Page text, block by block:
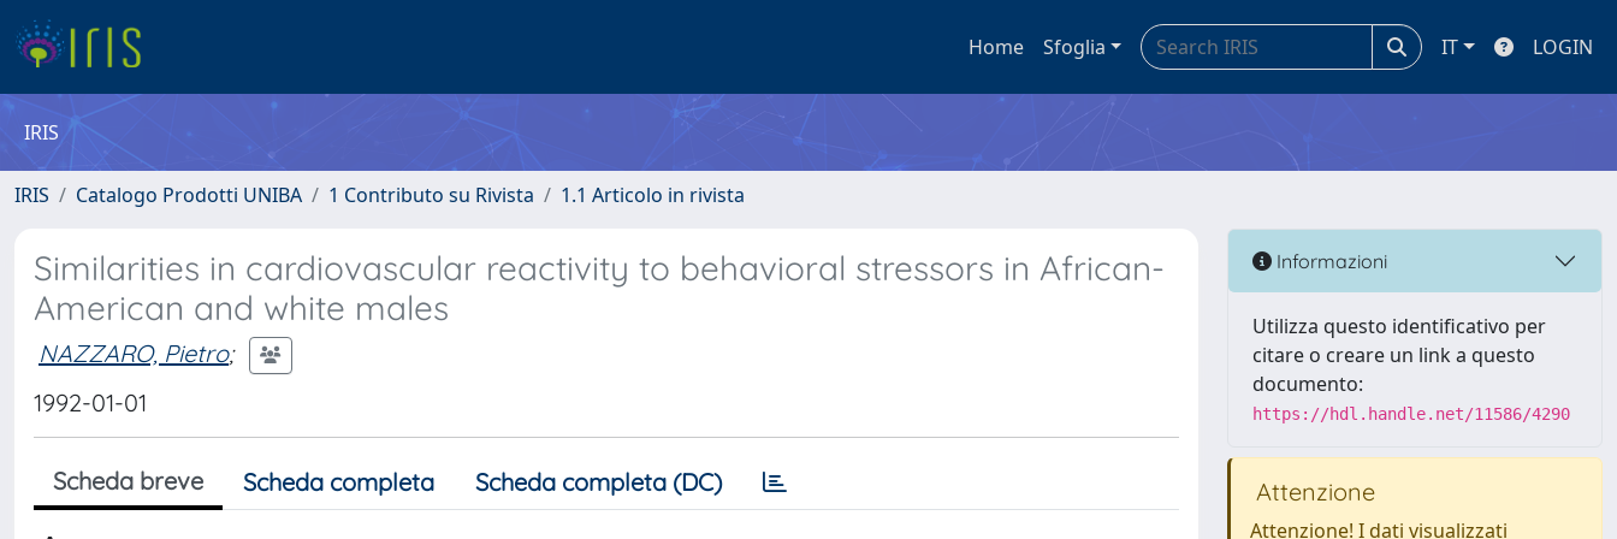
Home Sfoglia IT LOGIN
IRIS
IRIS Catalogo Prodotti UNIBA 1 Contributo su Rivista 1.1 Articolo in rivista
Similarities in cardiovascular reactivity to behavioral stressors in African-
American and white males
NAZZARO, Pietro;
1992-01-01
Scheda breve Scheda completa Scheda completa (DC)
Informazioni
Utilizza questo identificativo per
citare o creare un link a questo
documento:
https://hdl.handle.net/11586/4290
Attenzione
Attenzione! I dati visualizzati